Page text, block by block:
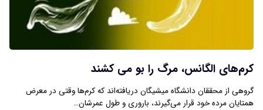
کرم‌های الگانس، مرگ را بو می‌ کشند
گروهی از محققان دانشگاه میشیگان دریافته‌اند که کرم‌ها وقتی در معرض
همتایان مرده خود قرار می‌گیرند، باروری و طول عمرشان…